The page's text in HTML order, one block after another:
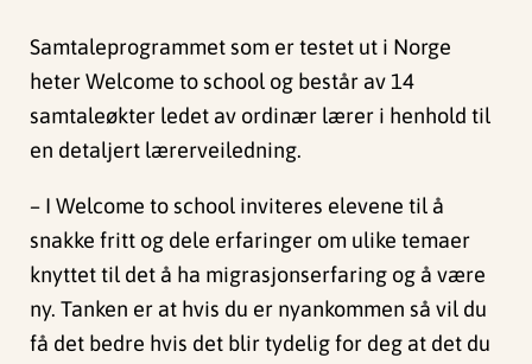
Samtaleprogrammet som er testet ut i Norge
heter Welcome to school og består av 14
samtaleøkter ledet av ordinær lærer i henhold til
en detaljert lærerveiledning.
– I Welcome to school inviteres elevene til å
snakke fritt og dele erfaringer om ulike temaer
knyttet til det å ha migrasjonserfaring og å være
ny. Tanken er at hvis du er nyankommen så vil du
få det bedre hvis det blir tydelig for deg at det du